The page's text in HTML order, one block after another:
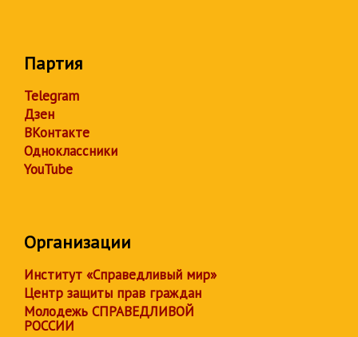
Партия
Telegram
Дзен
ВКонтакте
Одноклассники
YouTube
Организации
Институт «Справедливый мир»
Центр защиты прав граждан
Молодежь СПРАВЕДЛИВОЙ
РОССИИ